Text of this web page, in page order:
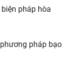
pháp hòa
pháp bạo